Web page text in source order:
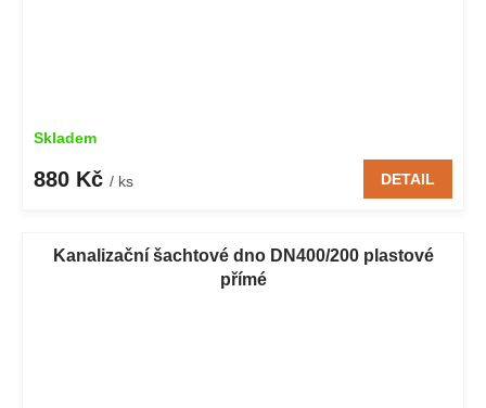
Skladem
880 Kč / ks DETAIL
Kanalizační šachtové dno DN400/200 plastové
přímé